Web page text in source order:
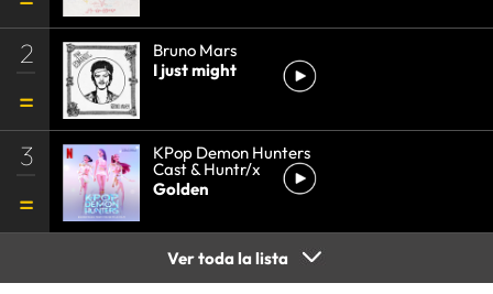
2
Bruno Mars
I just might
3 KPop Demon Hunters
Cast & Huntr/x
Golden
Ver toda la lista